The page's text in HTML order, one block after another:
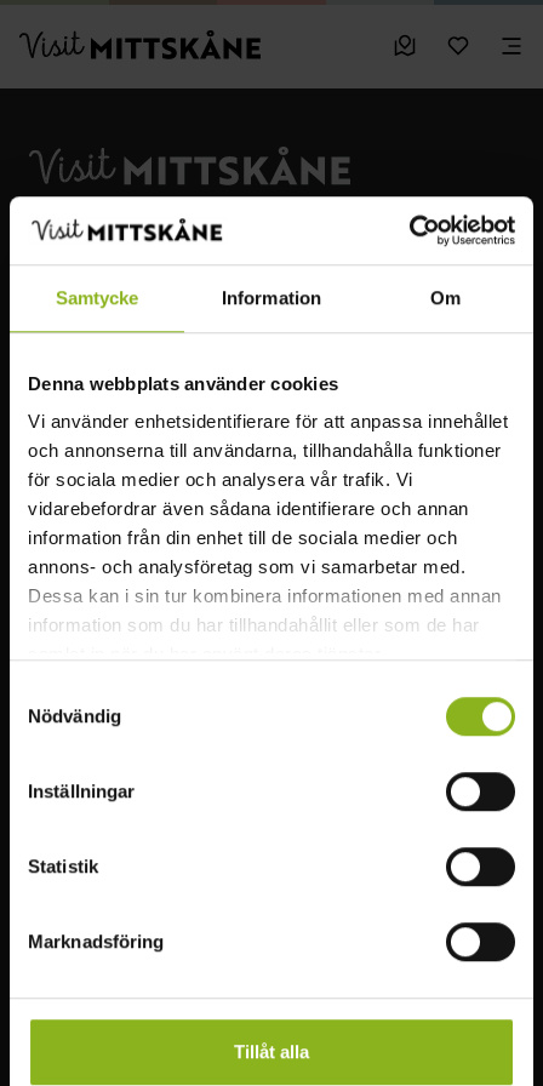
Samtycke Information Om
Denna webbplats använder cookies
Vi använder enhetsidentifierare för att anpassa innehållet
och annonserna till användarna, tillhandahålla funktioner
för sociala medier och analysera vår trafik. Vi
vidarebefordrar även sådana identifierare och annan
information från din enhet till de sociala medier och
annons- och analysföretag som vi samarbetar med.
Dessa kan i sin tur kombinera informationen med annan
information som du har tillhandahållit eller som de har
Nödvändig
Inställningar
Statistik
Marknadsföring
Tillåt alla
Hoppa till huvudinnehållet
Visit MittSkåne
BesöksmålMina
Visit MittSkåne
Upplev den underbara naturen i Mittskåne. Vandra genom
bokskogen, besök slott, fiska, simma eller paddla i sjöarna.
Läs mer
Att göra
Natur & Äventyr
Mat & dryck
Boende & möten
Restips
Event
Infopoints
Bra att veta
Ta dig runt
Om Visit Mittskåne
SOCIALA MEDIER